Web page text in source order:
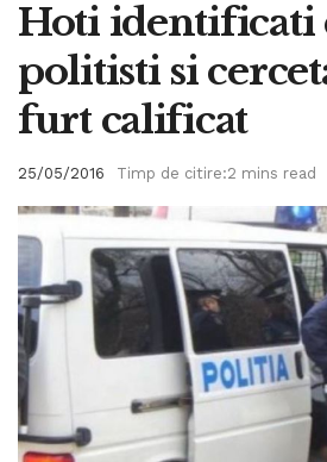
Hoti identificati
politisti si
furt calificat
25/05/2016 Timp de citire:2 mins read